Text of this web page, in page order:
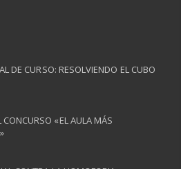
DE CURSO: RESOLVIENDO EL CUBO
CONCURSO «EL AULA MÁS